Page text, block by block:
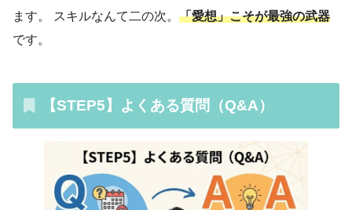
ます。 スキルなんて二の次。 「愛想」こそが最強の武器
です。
【STEP5】よくある質問（Q&A）